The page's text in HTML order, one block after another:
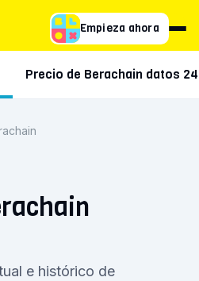
Empieza ahora
Precio de Berachain datos
e histórico de